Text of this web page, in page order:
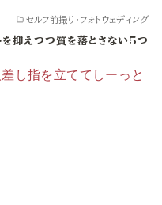
セルフ前撮り・フォトウェディング
を抑えつつ質を落とさない5つ